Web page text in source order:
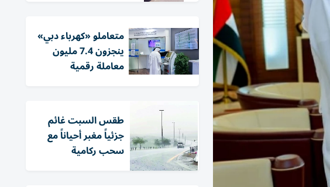
متعاملو «كهرباء دبي»
ينجزون 7.4 مليون
معاملة رقمية
طقس السبت غائم
جزئياً مغبر أحياناً مع
سحب ركامية